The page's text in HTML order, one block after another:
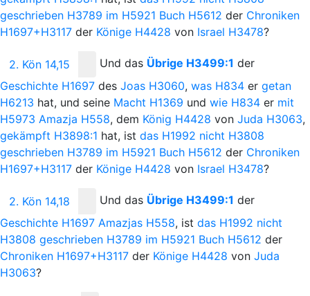
geschrieben H3789 im H5921 Buch H5612 der Chroniken
H1697+H3117 der Könige H4428 von Israel H3478?
2. Kön 14,15 Und das Übrige H3499:1 der
Geschichte H1697 des Joas H3060, was H834 er getan
H6213 hat, und seine Macht H1369 und wie H834 er mit
H5973 Amazja H558, dem König H4428 von Juda H3063,
gekämpft H3898:1 hat, ist das H1992 nicht H3808
geschrieben H3789 im H5921 Buch H5612 der Chroniken
H1697+H3117 der Könige H4428 von Israel H3478?
2. Kön 14,18 Und das Übrige H3499:1 der
Geschichte H1697 Amazjas H558, ist das H1992 nicht
H3808 geschrieben H3789 im H5921 Buch H5612 der
Chroniken H1697+H3117 der Könige H4428 von Juda
H3063?